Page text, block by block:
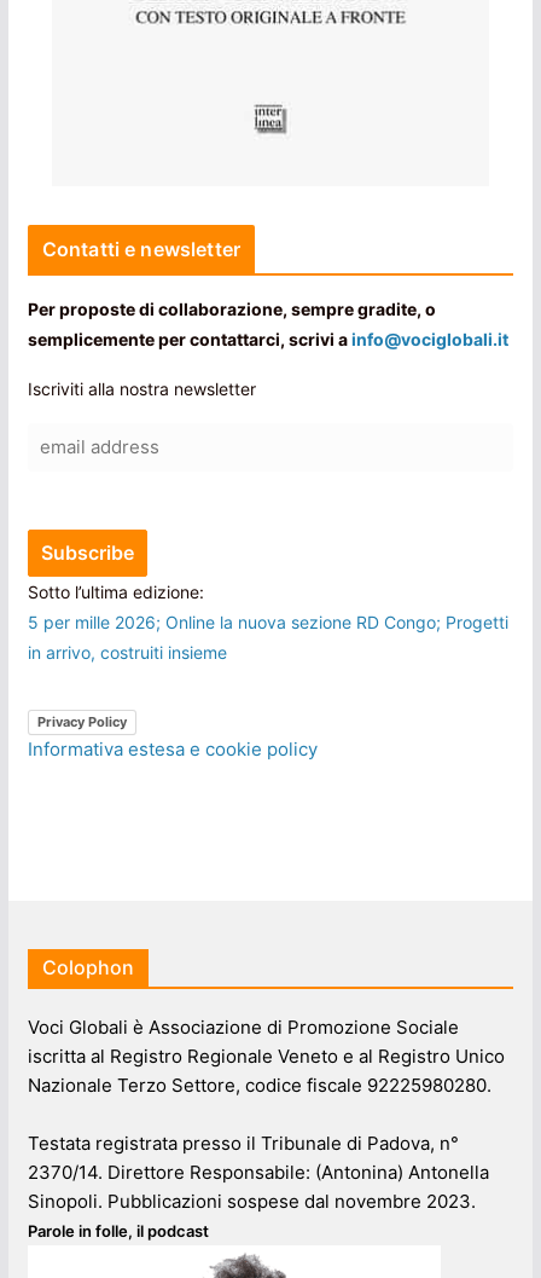
Contatti e newsletter
Per proposte di collaborazione, sempre gradite, o
semplicemente per contattarci, scrivi ainfo@vociglobali.it
Iscriviti alla nostra newsletter
Sotto l’ultima edizione:
5 per mille 2026; Online la nuova sezione RD Congo; Progetti
in arrivo, costruiti insieme
Privacy Policy
Informativa estesa e cookie policy
Colophon
Voci Globali è Associazione di Promozione Sociale
iscritta al Registro Regionale Veneto e al Registro Unico
Nazionale Terzo Settore, codice fiscale 92225980280.
Testata registrata presso il Tribunale di Padova, n°
2370/14. Direttore Responsabile: (Antonina) Antonella
Sinopoli. Pubblicazioni sospese dal novembre 2023.
Parole in folle, il podcast